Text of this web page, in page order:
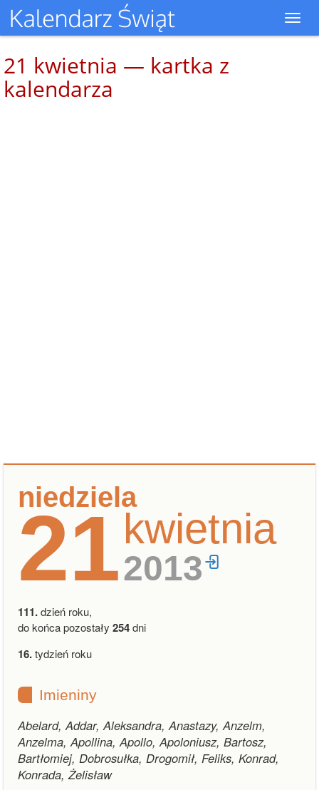
21 kwietnia — kartka z
kalendarza
niedziela
21kwietnia
2013
111.dzień roku,
do końca pozostały 254dni
16.tydzień roku
Imieniny
Abelard, Addar, Aleksandra, Anastazy, Anzelm,
Anzelma, Apollina, Apollo, Apoloniusz, Bartosz,
Bartłomiej, Dobrosułka, Drogomił, Feliks, Konrad,
Konrada, Żelisław